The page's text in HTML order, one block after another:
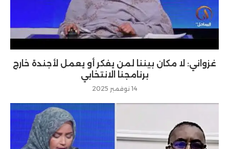
غزواني: لا مكان بيننا لمن يفكر أو يعمل لأجندة خارج
برنامجنا الانتخابي
14 نوفمبر 2025